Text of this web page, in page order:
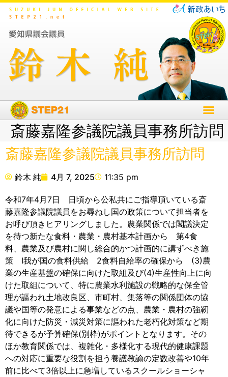
斎藤嘉隆参議院議員事務所訪問
斎藤嘉隆参議院議員事務所訪問
鈴木 純 4月 7, 2025 11:35 pm
令和7年4月7日 日頃から公私共にご指導頂いている斎
藤嘉隆参議院議員をお尋ねし国の政策について担当者を
お呼び頂きヒアリングしました。農業関係では閣議決定
を待つ新たな食料・農業・農村基本計画から 第4食
料、農業及び農村に関し総合的かつ計画的に講ずべき施
策 Ⅰ我が国の食料供給 2食料自給率の確保から (3)農
業の生産基盤の確保に向けた取組及び(4)生産性向上に向
けた取組について、特に農業水利施設の戦略的な保全管
理が謳われ土地改良区、市町村、集落等の関係団体の協
議や国等の発意による事業などの点、農業・農村の強靭
化に向けた防災・減災対策に謳われた老朽化対策など期
待できるが予算確保(別枠)がポイントとなります。その
ほか教育関係では、複雑化・多様化する現代的健康課題
への対応に重要な役割を担う養護教諭の定数改善や10年
前に比べて3倍以上に急増しているスクールショーシャ